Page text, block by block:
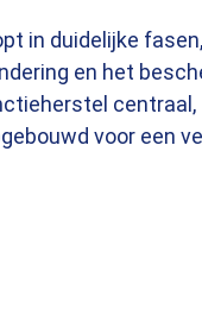
in duidelijke
en het
voor een